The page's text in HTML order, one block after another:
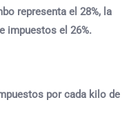
representa el 28%, la
impuestos el 26%.
por cada kilo de